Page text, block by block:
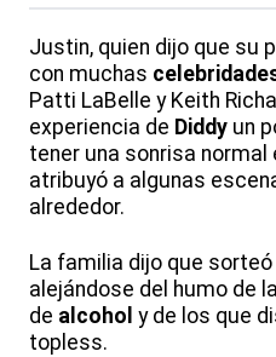
Justin, quien dijo que su
con muchas
Patti LaBelle y Keith
experiencia de Diddy un
tener una sonrisa normal
atribuyó a algunas
alrededor.
La familia dijo que
alejándose del humo de la
de alcohol y de los que
topless.